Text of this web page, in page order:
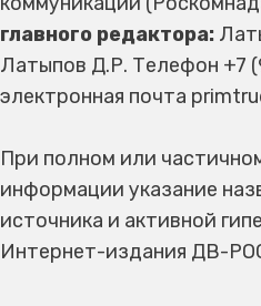
главного редактора:
Латыпов Д.Р. Телефон +7
электронная почта
При полном или
информации указание
источника и активной
Интернет-издания ДВ-